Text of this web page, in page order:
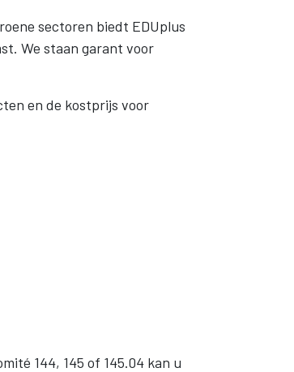
sectoren biedt EDUplus
We staan garant voor
en de kostprijs voor
144, 145 of 145.04 kan u